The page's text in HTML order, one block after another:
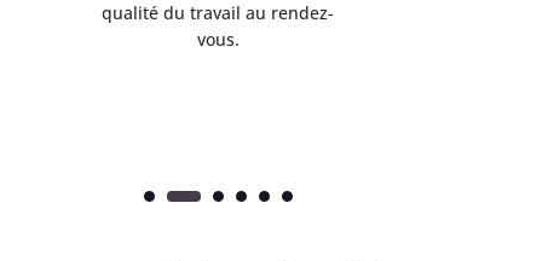
qualité du travail au rendez-
vous.